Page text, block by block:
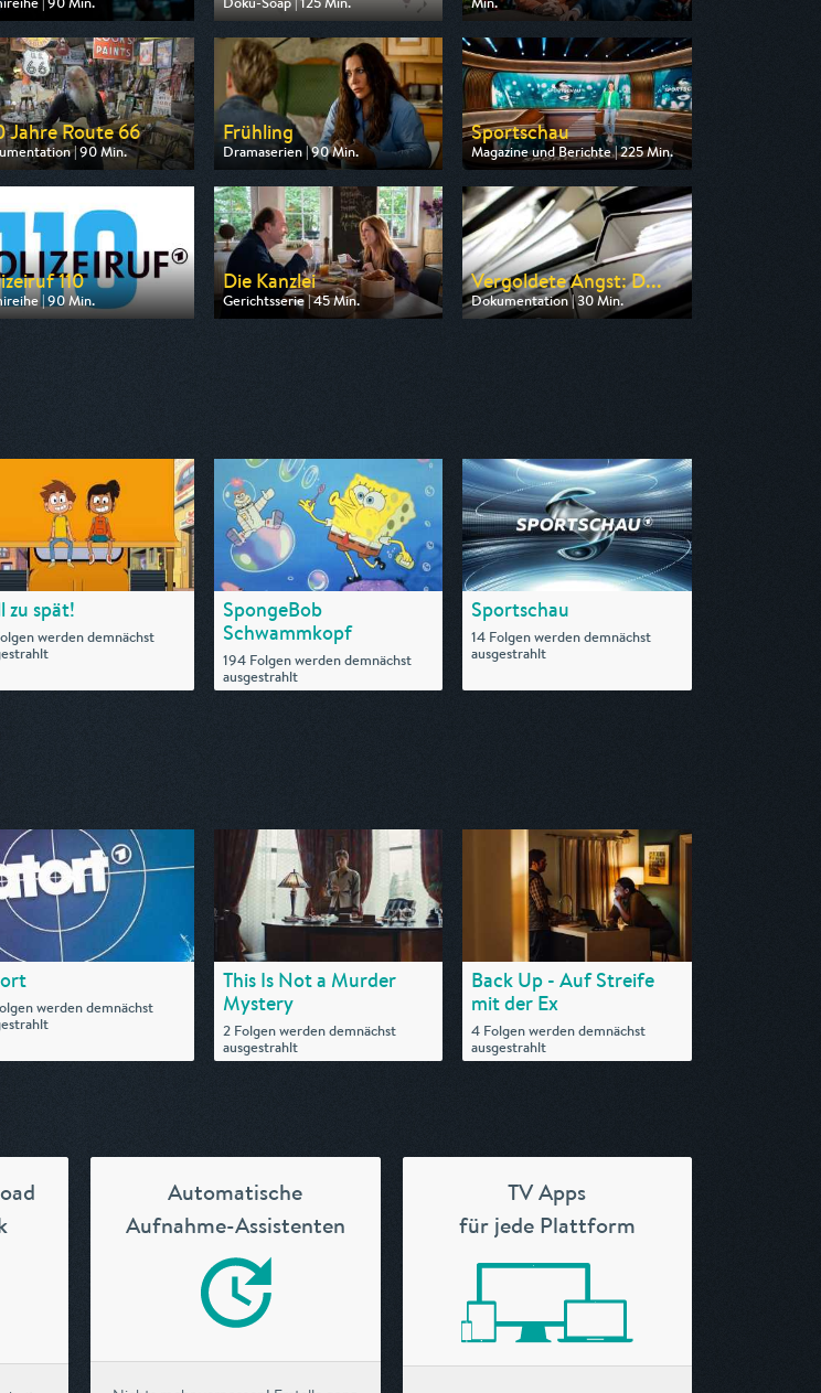
von ARD
20:15
Ausgestrahlt von VOX
am 10.08.2026, 20:15
Ausgestrahlt von ZDF
am 12.08.2026, 20:15
Jahre Route 66
| 90 Min.
von arte
20:15
Frühling
Dramaserien | 90 Min.
Ausgestrahlt von ZDF
am 09.08.2026, 20:15
Sportschau
Magazine und Berichte | 225 Min.
Ausgestrahlt von ARD
am 09.08.2026, 15:30
110
| 90 Min.
von MDR
Die Kanzlei
Gerichtsserie | 45 Min.
Ausgestrahlt von ARD
Vergoldete Angst: D...
Dokumentation | 30 Min.
Ausgestrahlt von ZDF
zu spät!
werden demnächst
SpongeBob
Schwammkopf
194 Folgen werden demnächst
ausgestrahlt
Sportschau
14 Folgen werden demnächst
ausgestrahlt
werden demnächst
This Is Not a Murder
Mystery
2 Folgen werden demnächst
ausgestrahlt
Back Up - Auf Streife
mit der Ex
4 Folgen werden demnächst
ausgestrahlt
Automatische
Aufnahme-Assistenten
TV Apps
für jede Plattform